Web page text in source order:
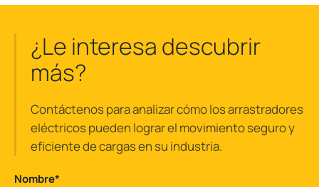
¿Le interesa descubrir
más?
Contáctenos para analizar cómo los arrastradores
eléctricos pueden lograr el movimiento seguro y
eficiente de cargas en su industria.
Nombre*